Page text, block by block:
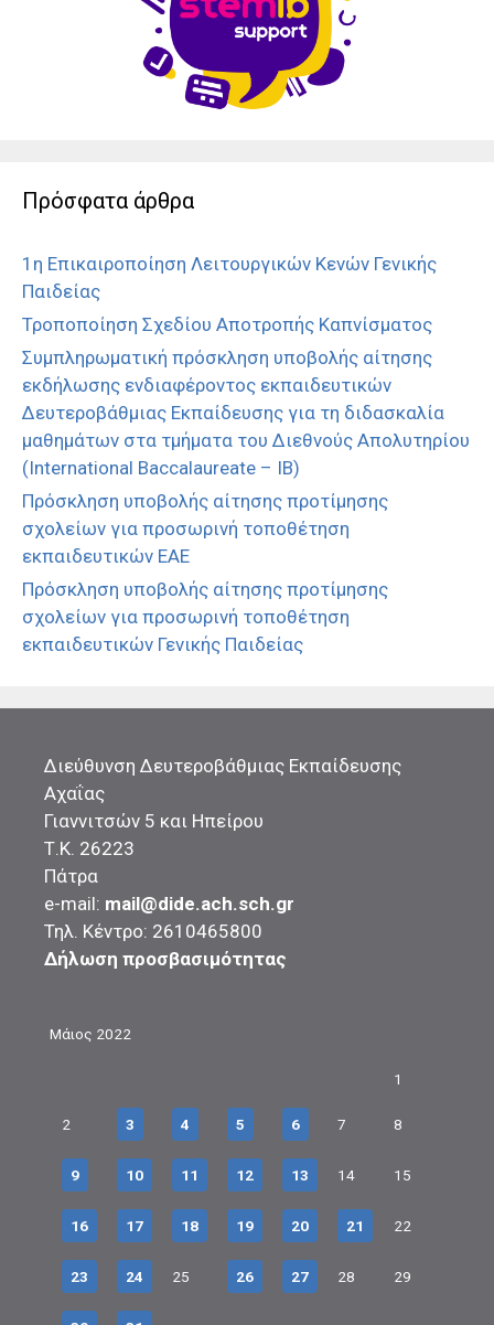
Πρόσφατα άρθρα
1η Επικαιροποίηση Λειτουργικών Κενών Γενικής
Παιδείας
Τροποποίηση Σχεδίου Αποτροπής Καπνίσματος
Συμπληρωματική πρόσκληση υποβολής αίτησης
εκδήλωσης ενδιαφέροντος εκπαιδευτικών
Δευτεροβάθμιας Εκπαίδευσης για τη διδασκαλία
μαθημάτων στα τμήματα του Διεθνούς Απολυτηρίου
(International Baccalaureate – IB)
Πρόσκληση υποβολής αίτησης προτίμησης
σχολείων για προσωρινή τοποθέτηση
εκπαιδευτικών ΕΑΕ
Πρόσκληση υποβολής αίτησης προτίμησης
σχολείων για προσωρινή τοποθέτηση
εκπαιδευτικών Γενικής Παιδείας
Διεύθυνση Δευτεροβάθμιας Εκπαίδευσης
Αχαΐας
Γιαννιτσών 5 και Ηπείρου
Τ.Κ. 26223
Πάτρα
e-mail: mail@dide.ach.sch.gr
Τηλ. Κέντρο: 2610465800
Δήλωση προσβασιμότητας
Μάιος 2022
1
2 3 4 5 6 7 8
9 10 11 12 13 14 15
16 17 18 19 20 21 22
23 24 25 26 27 28 29